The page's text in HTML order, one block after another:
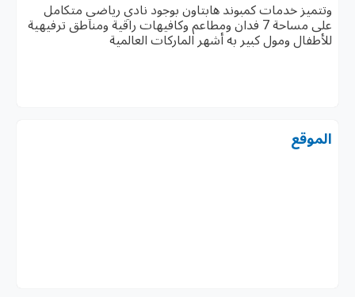
وتتميز خدمات كمبوند هابتاون بوجود نادي رياضي متكامل
على مساحة 7 فدان ومطاعم وكافيهات راقية ومناطق ترفيهية
للأطفال ومول كبير به أشهر الماركات العالمية
الموقع